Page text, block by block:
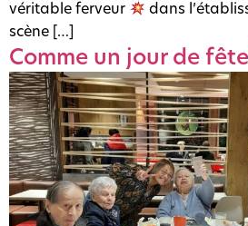
véritable ferveur
dans
scène […]
Comme un jour de fête